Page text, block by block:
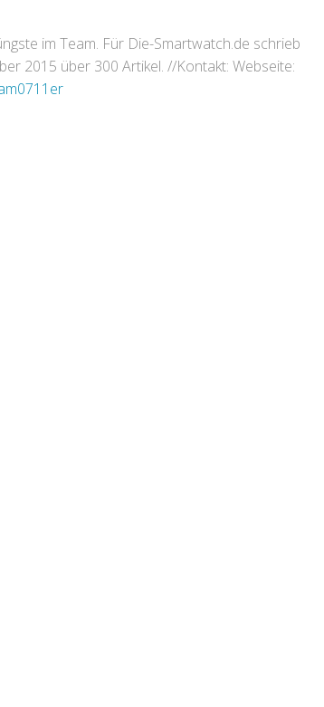
im Team. Für Die-Smartwatch.de schrieb
2015 über 300 Artikel. //Kontakt: Webseite: